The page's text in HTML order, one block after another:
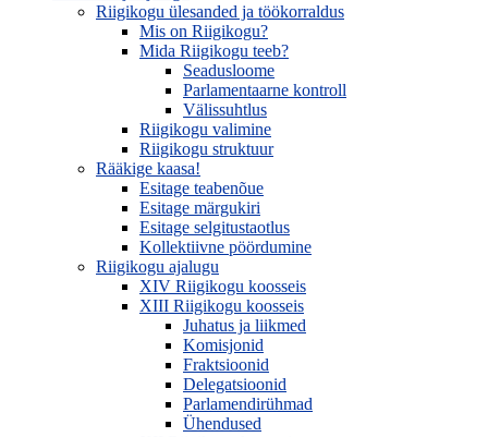
Riigikogu ülesanded ja töökorraldus
Mis on Riigikogu?
Mida Riigikogu teeb?
Seadusloome
Parlamentaarne kontroll
Välissuhtlus
Riigikogu valimine
Riigikogu struktuur
Rääkige kaasa!
Esitage teabenõue
Esitage märgukiri
Esitage selgitustaotlus
Kollektiivne pöördumine
Riigikogu ajalugu
XIV Riigikogu koosseis
XIII Riigikogu koosseis
Juhatus ja liikmed
Komisjonid
Fraktsioonid
Delegatsioonid
Parlamendirühmad
Ühendused